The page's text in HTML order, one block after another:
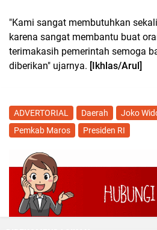
"Kami sangat membutuhkan
karena sangat membantu buat
terimakasih pemerintah semoga
diberikan" ujarnya. [Ikhlas/Arul]
ADVERTORIAL Daerah Joko
Pemkab Maros
Presiden RI